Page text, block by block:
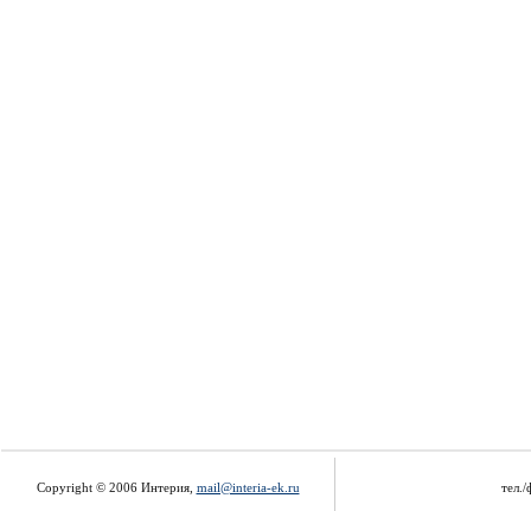
Copyright © 2006 Интерия, mail@interia-ek.ru